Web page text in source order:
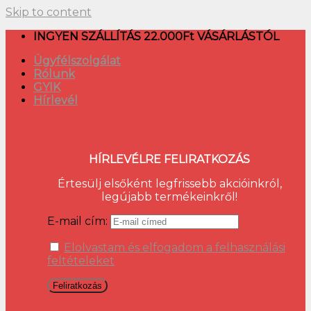
Skip to content
INGYEN SZÁLLÍTÁS 22.000Ft VÁSÁRLÁSTÓL
Ügyfélszolgálat
Rólunk
GYIK
Hírlevél
HÍRLEVÉLRE FELIRATKOZÁS
Értesülj elsőként legfrissebb akcióinkról,
legújabb termékeinkről!
E-mail cím:
Elolvastam és elfogadom a felhasználási
feltételeket